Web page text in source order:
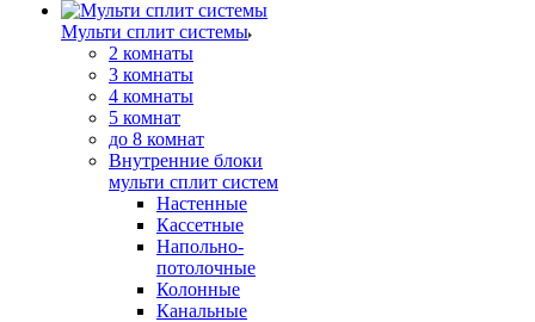
Мульти сплит системы
2 комнаты
3 комнаты
4 комнаты
5 комнат
до 8 комнат
Внутренние блоки
мульти сплит систем
Настенные
Кассетные
Напольно-
потолочные
Колонные
Канальные